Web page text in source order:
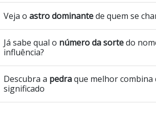
Veja o astro dominantede quem se
Já sabe qual o número da sortedo
influência?
Descubra a pedraque melhor combina
significado